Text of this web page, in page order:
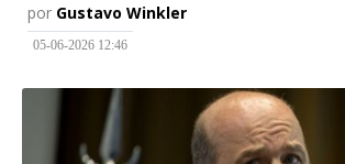
por Gustavo Winkler
05-06-2026 12:46